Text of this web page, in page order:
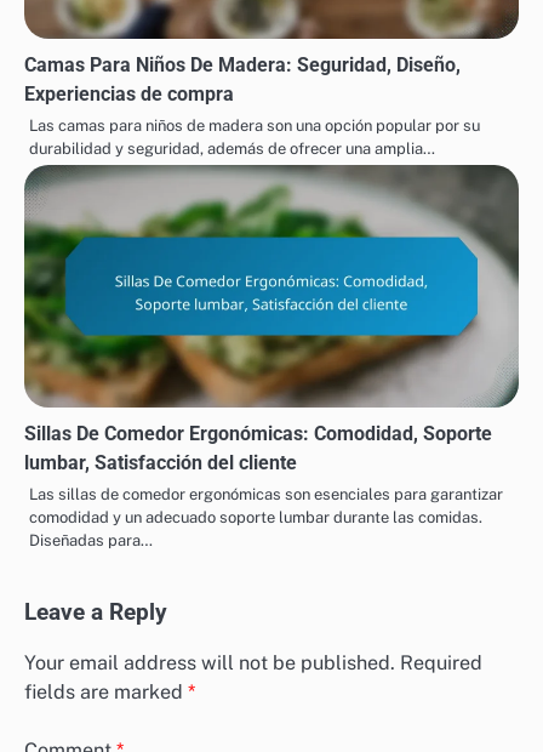
Camas Para Niños De Madera: Seguridad, Diseño,
Experiencias de compra
Las camas para niños de madera son una opción popular por su
durabilidad y seguridad, además de ofrecer una amplia…
Sillas De Comedor Ergonómicas: Comodidad, Soporte
lumbar, Satisfacción del cliente
Las sillas de comedor ergonómicas son esenciales para garantizar
comodidad y un adecuado soporte lumbar durante las comidas.
Diseñadas para…
Leave a Reply
Your email address will not be published. Required
fields are marked *